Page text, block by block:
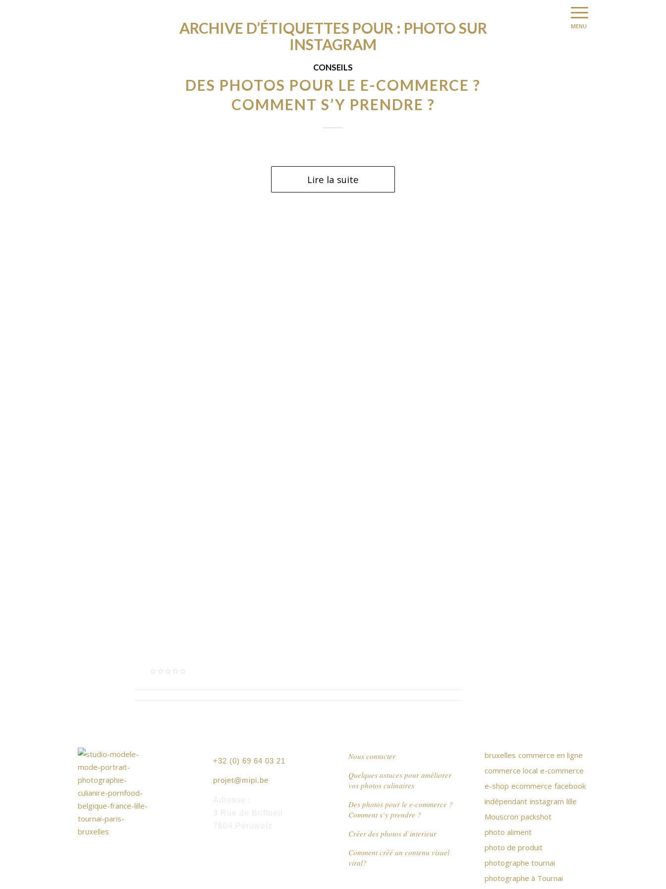
Menu
ARCHIVE D’ÉTIQUETTES POUR : PHOTO SUR
INSTAGRAM
CONSEILS
DES PHOTOS POUR LE E-COMMERCE ?
COMMENT S’Y PRENDRE ?
Lire la suite
+32 (0) 69 64 03 21
projet@mipi.be
Nous contacter
Quelques astuces pour améliorer
vos photos culinaires
Des photos pour le e-commerce ?
Comment s’y prendre ?
Créer des photos d’interieur
Comment créé un contenu visuel
viral?
bruxelles commerce en ligne
commerce local e-commerce
e-shop ecommerce facebook
indépendant instagram lille
Mouscron packshot
photo aliment
photo de produit
photographe tournai
photographe à Tournai